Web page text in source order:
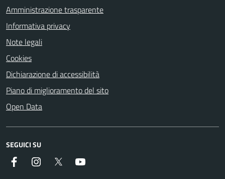
Amministrazione trasparente
Informativa privacy
Note legali
Cookies
Dichiarazione di accessibilità
Piano di miglioramento del sito
Open Data
SEGUICI SU
Facebook InstagramTwitter